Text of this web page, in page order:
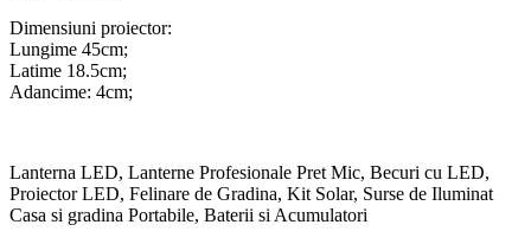
Dimensiuni proiector:
Lungime 45cm;
Latime 18.5cm;
Adancime: 4cm;
Lanterna LED, Lanterne Profesionale Pret Mic, Becuri cu LED,
Proiector LED, Felinare de Gradina, Kit Solar, Surse de Iluminat
Casa si gradina Portabile, Baterii si Acumulatori